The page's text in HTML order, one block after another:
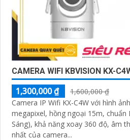
CAMERA WIFI KBVISION KX-
1,300,000 ₫
1,600,000 ₫
Camera IP Wifi KX-C4W với hình
megapixel, hồng ngoại 15m, chuẩn
Sáng), khả năng xoay 360 độ, âm thanh và loa. Ưu điểm lớn
nhất của camera...